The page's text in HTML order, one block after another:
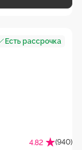
Есть рассрочка
4.82 (940)